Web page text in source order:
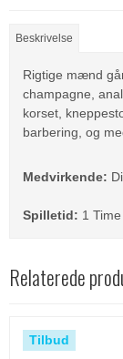
Beskrivelse
Rigtige mænd
champagne,
korset,
barbering, og
Medvirkende:
Spilletid: 1
Relaterede
Tilbud